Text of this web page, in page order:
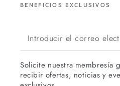
BENEFICIOS EXCLUSIVOS
Introducir
el
correo
Solicite nuestra membresía
recibir ofertas, noticias y